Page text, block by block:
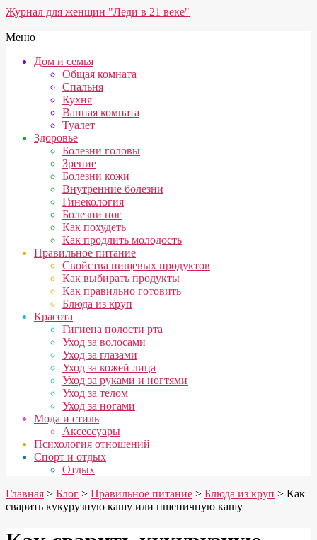
Перейти
содержимому
Журнал для женщин "Леди в 21 веке"
Вторичное
навигации
Меню
Дом и семья
Общая комната
Спальня
Кухня
Ванная комната
Туалет
Здоровье
Болезни головы
Зрение
Болезни кожи
Внутренние болезни
Гинекология
Болезни ног
Как похудеть
Как продлить молодость
Правильное питание
Свойства пищевых продуктов
Как выбирать продукты
Как правильно готовить
Блюда из круп
Красота
Гигиена полости рта
Уход за волосами
Уход за глазами
Уход за кожей лица
Уход за руками и ногтями
Уход за телом
Уход за ногами
Мода и стиль
Аксессуары
Психология отношений
Спорт и отдых
Отдых
Главная > Блог > Правильное питание > Блюда из круп > Как
сварить кукурузную кашу или пшеничную кашу